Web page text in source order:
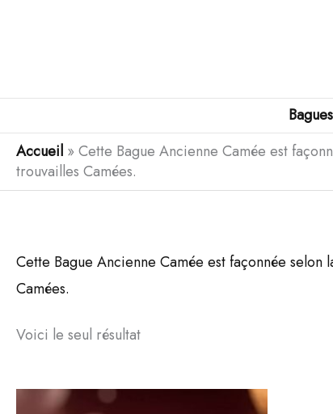
Bagues
Accueil » Cette Bague Ancienne Camée est
trouvailles Camées.
Cette Bague Ancienne Camée est façonnée
Camées.
Voici le seul résultat